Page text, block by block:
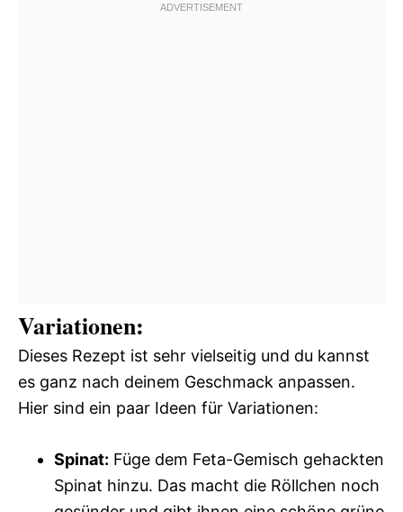
Variationen:
Dieses Rezept ist sehr vielseitig und du kannst
es ganz nach deinem Geschmack anpassen.
Hier sind ein paar Ideen für Variationen:
Spinat: Füge dem Feta-Gemisch gehackten
Spinat hinzu. Das macht die Röllchen noch